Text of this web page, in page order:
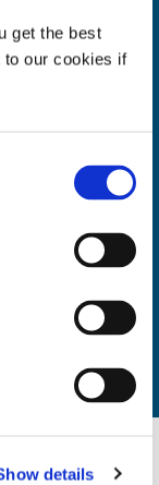
get the best
to our cookies if
details
los clientes,
las
la entrega de